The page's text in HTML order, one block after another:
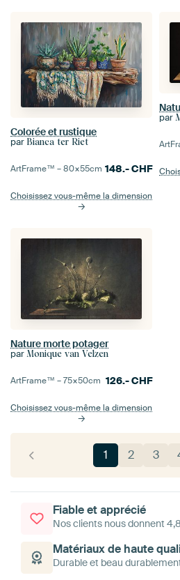
Colorée et rustique
par Bianca ter Riet
ArtFrame™ –80×55cm 148.-CHF
Choisissez vous-même la dimension
par
Nature morte potager
par Monique van Velzen
ArtFrame™ –75×50cm 126.-CHF
Choisissez vous-même la dimension
1 2 3
Fiable et apprécié
Nos clients nous donnent
Matériaux de haute
Durable et beau